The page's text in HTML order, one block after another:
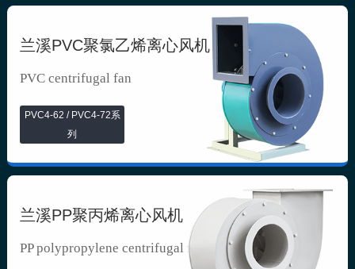
兰溪PVC聚氯乙烯离心风机
PVC centrifugal fan
PVC4-62 / PVC4-72系
列
兰溪PP聚丙烯离心风机
PP polypropylene centrifugal fan